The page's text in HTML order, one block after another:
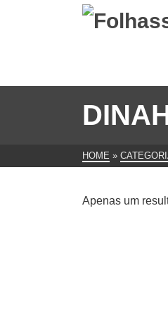
HOME »
Apenas um